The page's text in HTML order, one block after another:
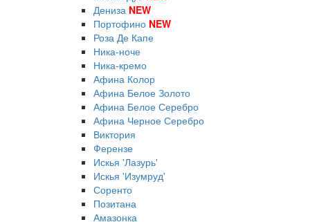
Дениза NEW
Портофино NEW
Роза Де Капе
Ника-ноче
Ника-кремо
Афина Колор
Афина Белое Золото
Афина Белое Серебро
Афина Черное Серебро
Виктория
Ферензе
Искья 'Лазурь'
Искья 'Изумруд'
Соренто
Позитана
Амазонка